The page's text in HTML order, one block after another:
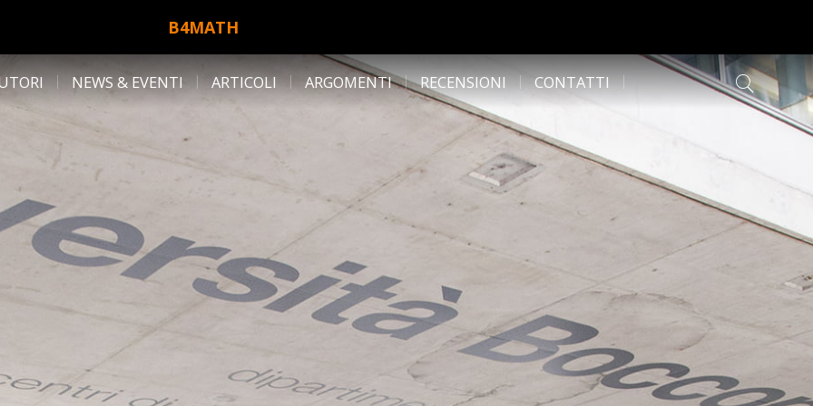
B4MATH
NEWS & EVENTI ARTICOLI ARGOMENTI RECENSIONI CONTATTI